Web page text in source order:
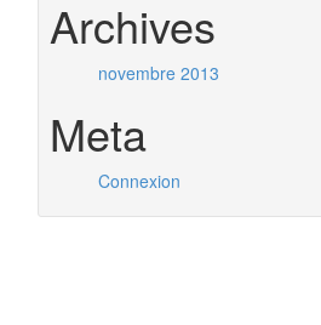
Archives
novembre 2013
Meta
Connexion